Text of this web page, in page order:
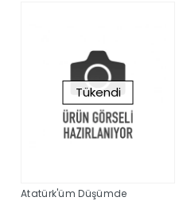
Tükendi
Atatürk'üm Düşümde